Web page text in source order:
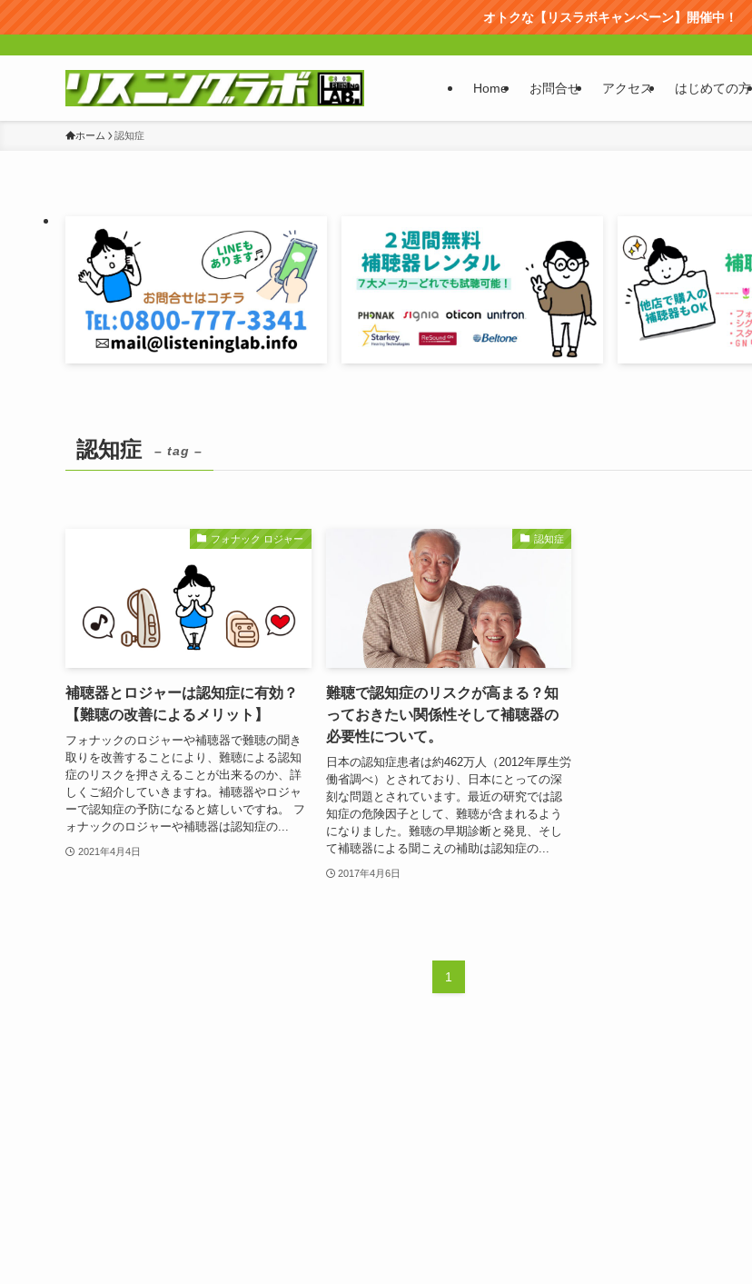
オトクな【リスラボキャンペーン】開催中！
Home お問合せ アクセス はじめての方
ホーム 認知症
認知症 – tag –
フォナック ロジャー
補聴器とロジャーは認知症に有効？
【難聴の改善によるメリット】
フォナックのロジャーや補聴器で難聴の聞き
取りを改善することにより、難聴による認知
症のリスクを押さえることが出来るのか、詳
しくご紹介していきますね。補聴器やロジャ
ーで認知症の予防になると嬉しいですね。 フ
ォナックのロジャーや補聴器は認知症の...
2021年4月4日
認知症
難聴で認知症のリスクが高まる？知
っておきたい関係性そして補聴器の
必要性について。
日本の認知症患者は約462万人（2012年厚生労
働省調べ）とされており、日本にとっての深
刻な問題とされています。最近の研究では認
知症の危険因子として、難聴が含まれるよう
になりました。難聴の早期診断と発見、そし
て補聴器による聞こえの補助は認知症の...
2017年4月6日
1